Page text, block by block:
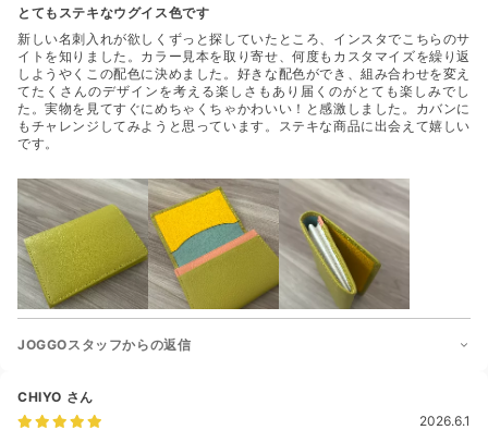
とてもステキなウグイス色です
新しい名刺入れが欲しくずっと探していたところ、インスタでこちらのサ
イトを知りました。カラー見本を取り寄せ、何度もカスタマイズを繰り返
しようやくこの配色に決めました。好きな配色ができ、組み合わせを変え
てたくさんのデザインを考える楽しさもあり届くのがとても楽しみでし
た。実物を見てすぐにめちゃくちゃかわいい！と感激しました。カバンに
もチャレンジしてみようと思っています。ステキな商品に出会えて嬉しい
です。
JOGGOスタッフからの返信
CHIYO さん
2026.6.1